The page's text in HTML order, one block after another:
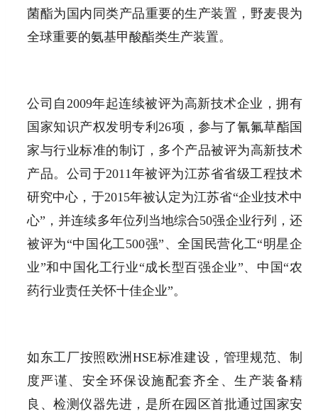
菌酯为国内同类产品重要的生产装置，野麦畏为
全球重要的氨基甲酸酯类生产装置。
公司自2009年起连续被评为高新技术企业，拥有
国家知识产权发明专利26项，参与了氰氟草酯国
家与行业标准的制订，多个产品被评为高新技术
产品。公司于2011年被评为江苏省省级工程技术
研究中心，于2015年被认定为江苏省“企业技术中
心”，并连续多年位列当地综合50强企业行列，还
被评为“中国化工500强”、全国民营化工“明星企
业”和中国化工行业“成长型百强企业”、中国“农
药行业责任关怀十佳企业”。
如东工厂按照欧洲HSE标准建设，管理规范、制
度严谨、安全环保设施配套齐全、生产装备精
良、检测仪器先进，是所在园区首批通过国家安